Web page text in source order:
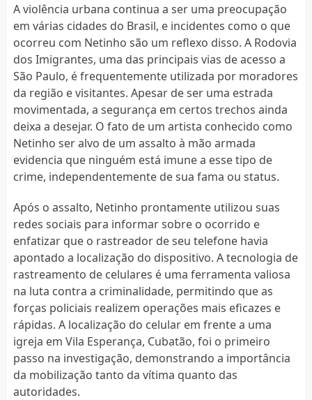
A violência urbana continua a ser uma preocupação
em várias cidades do Brasil, e incidentes como o que
ocorreu com Netinho são um reflexo disso. A Rodovia
dos Imigrantes, uma das principais vias de acesso a
São Paulo, é frequentemente utilizada por moradores
da região e visitantes. Apesar de ser uma estrada
movimentada, a segurança em certos trechos ainda
deixa a desejar. O fato de um artista conhecido como
Netinho ser alvo de um assalto à mão armada
evidencia que ninguém está imune a esse tipo de
crime, independentemente de sua fama ou status.
Após o assalto, Netinho prontamente utilizou suas
redes sociais para informar sobre o ocorrido e
enfatizar que o rastreador de seu telefone havia
apontado a localização do dispositivo. A tecnologia de
rastreamento de celulares é uma ferramenta valiosa
na luta contra a criminalidade, permitindo que as
forças policiais realizem operações mais eficazes e
rápidas. A localização do celular em frente a uma
igreja em Vila Esperança, Cubatão, foi o primeiro
passo na investigação, demonstrando a importância
da mobilização tanto da vítima quanto das
autoridades.